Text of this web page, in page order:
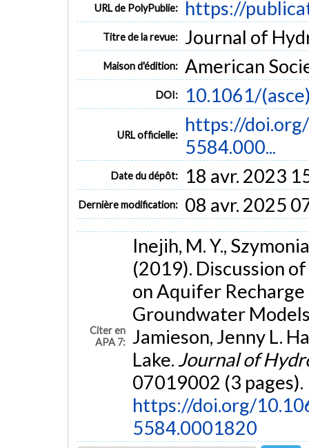
URL de PolyPublie: https://
Titre de la revue: Journal of
Maison d'édition: American
DOI: 10.1061/
URL officielle:
https://
5584.000...
Date du dépôt: 18 avr. 2023
Dernière modification: 08 avr. 2025
Citer en
APA 7:
Inejih, M. Y.,
(2019). Discussion
on Aquifer
Groundwater
Jamieson, Jenny L.
Lake. Journal of
07019002 (3 pages).
https://doi.org/
5584.0001820